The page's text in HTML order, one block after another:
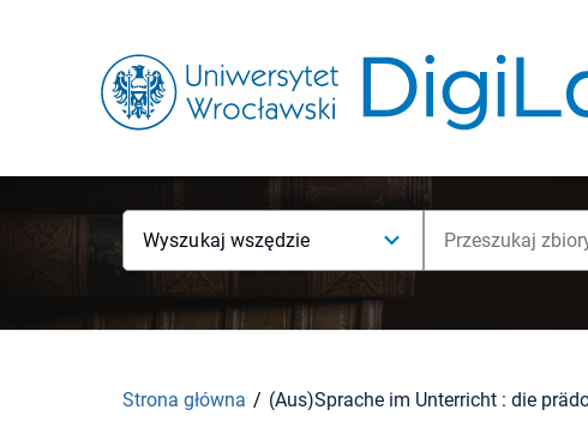
Wyszukaj wszędzie
Strona główna